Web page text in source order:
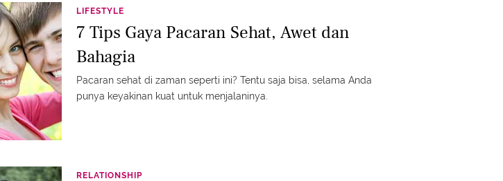
LIFESTYLE
7 Tips Gaya Pacaran Sehat, Awet dan
Bahagia
Pacaran sehat di zaman seperti ini? Tentu saja bisa, selama Anda
punya keyakinan kuat untuk menjalaninya.
RELATIONSHIP